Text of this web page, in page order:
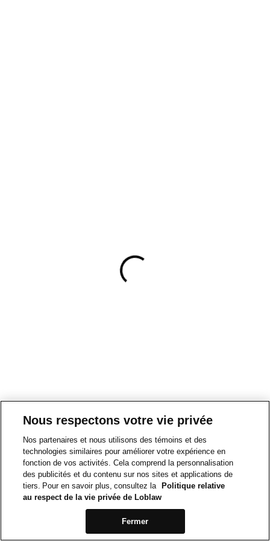
Nous respectons votre vie privée
Nos partenaires et nous utilisons des témoins et des
technologies similaires pour améliorer votre expérience en
fonction de vos activités. Cela comprend la personnalisation
des publicités et du contenu sur nos sites et applications de
tiers. Pour en savoir plus, consultez la
Politique relative
au respect de la vie privée de Loblaw
Fermer